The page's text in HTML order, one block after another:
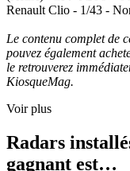
Renault Clio - 1/43 -
Le contenu complet de
pouvez également
le retrouverez
KiosqueMag.
Voir plus
Radars
gagnant est…